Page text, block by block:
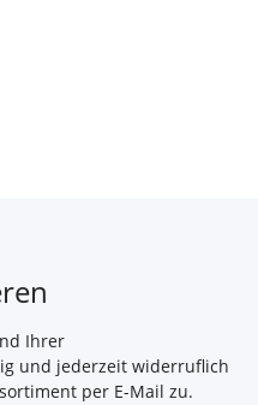
Ihrer
und jederzeit widerruflich
per E-Mail zu.